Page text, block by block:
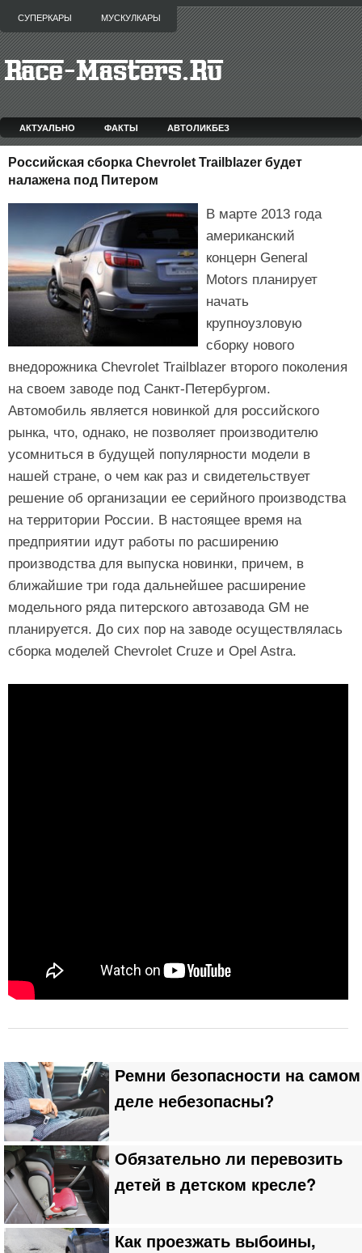
СУПЕРКАРЫ МУСКУЛКАРЫ
АКТУАЛЬНО ФАКТЫ АВТОЛИКБЕЗ
Российская сборка Chevrolet Trailblazer будет
налажена под Питером
В марте 2013 года
американский
концерн General
Motors планирует
начать
крупноузловую
сборку нового
внедорожника Chevrolet Trailblazer второго поколения
на своем заводе под Санкт-Петербургом.
Автомобиль является новинкой для российского
рынка, что, однако, не позволяет производителю
усомниться в будущей популярности модели в
нашей стране, о чем как раз и свидетельствует
решение об организации ее серийного производства
на территории России. В настоящее время на
предприятии идут работы по расширению
производства для выпуска новинки, причем, в
ближайшие три года дальнейшее расширение
модельного ряда питерского автозавода GM не
планируется. До сих пор на заводе осуществлялась
сборка моделей Chevrolet Cruze и Opel Astra.
Ремни безопасности на самом
деле небезопасны?
Обязательно ли перевозить
детей в детском кресле?
Как проезжать выбоины,